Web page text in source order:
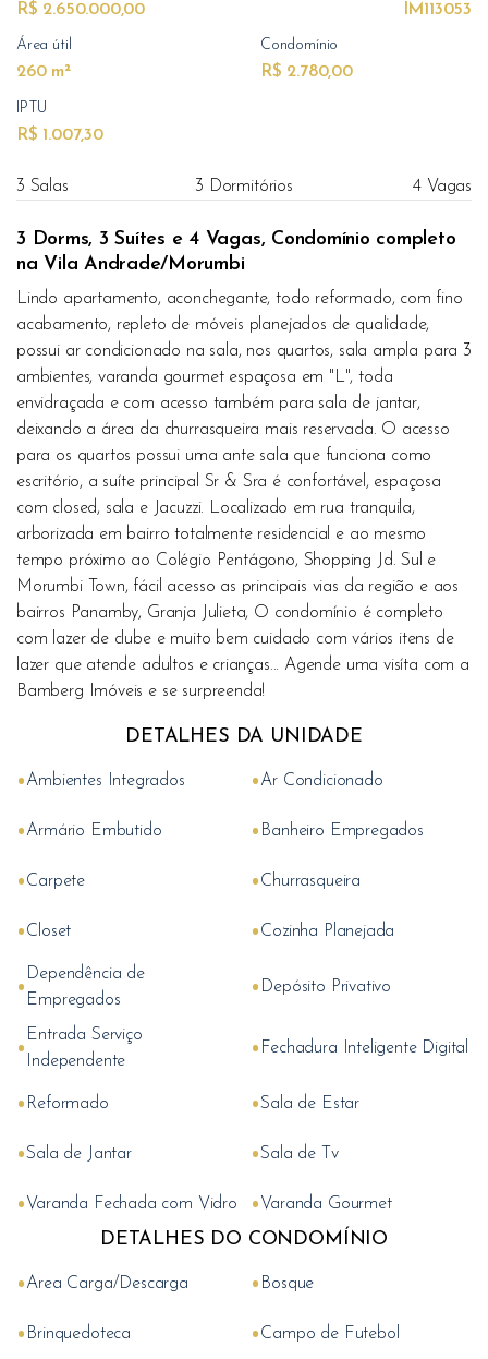
R$ 2.650.000,00 IM113053
Área útil
260 m²
Condomínio
R$ 2.780,00
IPTU
R$ 1.007,30
3 Salas 3 Dormitórios 4 Vagas
3 Dorms, 3 Suítes e 4 Vagas, Condomínio completo
na Vila Andrade/Morumbi
Lindo apartamento, aconchegante, todo reformado, com fino
acabamento, repleto de móveis planejados de qualidade,
possui ar condicionado na sala, nos quartos, sala ampla para 3
ambientes, varanda gourmet espaçosa em "L", toda
envidraçada e com acesso também para sala de jantar,
deixando a área da churrasqueira mais reservada. O acesso
para os quartos possui uma ante sala que funciona como
escritório, a suíte principal Sr & Sra é confortável, espaçosa
com closed, sala e Jacuzzi. Localizado em rua tranquila,
arborizada em bairro totalmente residencial e ao mesmo
tempo próximo ao Colégio Pentágono, Shopping Jd. Sul e
Morumbi Town, fácil acesso as principais vias da região e aos
bairros Panamby, Granja Julieta, O condomínio é completo
com lazer de clube e muito bem cuidado com vários itens de
lazer que atende adultos e crianças... Agende uma visíta com a
Bamberg Imóveis e se surpreenda!
DETALHES DA UNIDADE
•Ambientes Integrados •Ar Condicionado
•Armário Embutido • Banheiro Empregados
•Carpete •Churrasqueira
•Closet •Cozinha Planejada
• Dependência de
Empregados
• Depósito Privativo
• Entrada Serviço
Independente
• Fechadura Inteligente Digital
• Reformado •Sala de Estar
•Sala de Jantar •Sala de Tv
•Varanda Fechada com Vidro •Varanda Gourmet
DETALHES DO CONDOMÍNIO
•Area Carga/Descarga • Bosque
• Brinquedoteca •Campo de Futebol